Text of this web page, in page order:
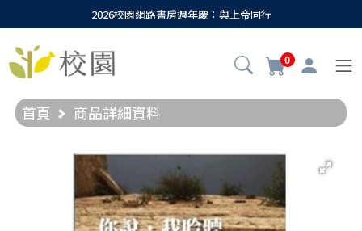
2026校園網路書房週年慶：與上帝同行
0
首頁 商品詳細資料